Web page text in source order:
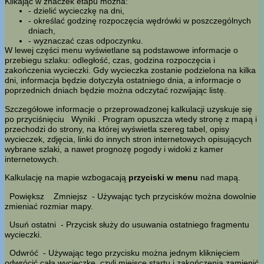
- dzielić wycieczkę na dni,
- określać godzinę rozpoczęcia wędrówki w poszczególnych
dniach,
- wyznaczać czas odpoczynku.
W lewej części menu wyświetlane są podstawowe informacje o
przebiegu szlaku: odległość, czas, godzina rozpoczęcia i
zakończenia wycieczki. Gdy wycieczka zostanie podzielona na kilka
dni, informacja będzie dotyczyła ostatniego dnia, a informacje o
poprzednich dniach będzie można odczytać rozwijając listę.
Szczegółowe informacje o przeprowadzonej kalkulacji uzyskuje się
po przyciśnięciu
Wyniki
. Program opuszcza wtedy stronę z mapą i
przechodzi do strony, na której wyświetla szereg tabel, opisy
wycieczek, zdjęcia, linki do innych stron internetowych opisujących
wybrane szlaki, a nawet prognozę pogody i widoki z kamer
internetowych.
Kalkulację na mapie wzbogacają przyciski w menu nad mapą.
Powiększ
Zmniejsz - Używając tych przycisków można dowolnie
zmieniać rozmiar mapy.
Usuń ostatni - Przycisk służy do usuwania ostatniego fragmentu
wycieczki.
Odwróć - Używając tego przycisku można jednym kliknięciem